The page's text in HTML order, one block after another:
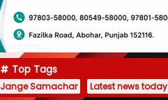
Top Tags
Jange Samachar Latest news today